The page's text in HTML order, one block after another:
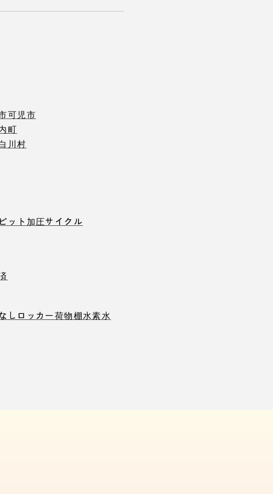
可児市
町
川村
ット 加圧サイクル
しロッカー荷物棚水素水